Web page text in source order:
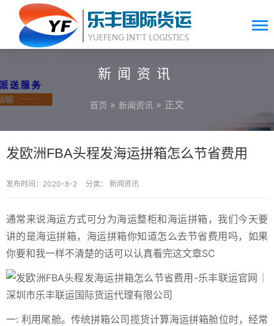
新闻资讯
首页 » 新闻资讯 » 正文
发欧洲FBA头程发海运拼箱怎么节省费用
发布时间：2020-8-2 分类： 新闻资讯
通常来说海运方式可分为海运整柜和海运拼箱，我们今天要
讲的是海运拼箱，海运拼箱你知道怎么去节省费用吗，如果
你要和我一样不清楚的话可以认真看完这文章SC
一: 利用尾舱。传统拼箱公司揽货计算海运拼箱舱位时，经常